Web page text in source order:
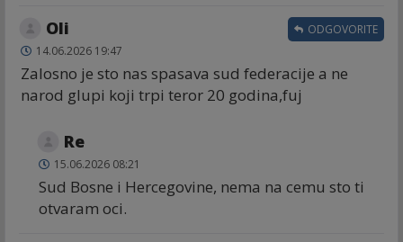
Oli
14.06.2026 19:47
Zalosno je sto nas spasava sud federacije a ne
narod glupi koji trpi teror 20 godina,fuj
ODGOVORITE
Re
15.06.2026 08:21
Sud Bosne i Hercegovine, nema na cemu sto ti
otvaram oci.